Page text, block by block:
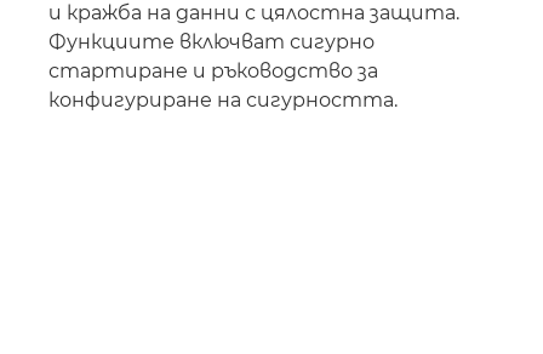
и кражба на данни с цялостна защита.
Функциите включват сигурно
стартиране и ръководство за
конфигуриране на сигурността.